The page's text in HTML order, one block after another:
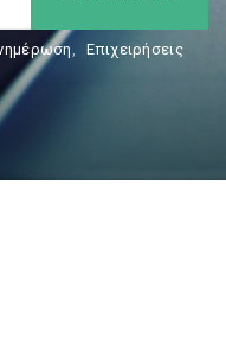
, Επιχειρήσεις